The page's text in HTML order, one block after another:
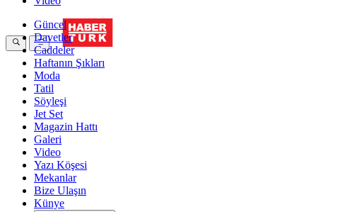
Güncel
Davetler
Caddeler
Haftanın Şıkları
Moda
Tatil
Söyleşi
Jet Set
Magazin Hattı
Galeri
Video
Yazı Köşesi
Mekanlar
Bize Ulaşın
Künye